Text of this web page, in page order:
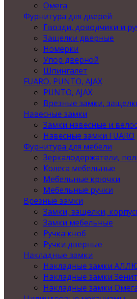
Омега
Фурнитура для дверей
Гвозди, доводчики и
Защелки дверные
Номерки
Упор дверной
Шпингалет
FUARO, PUNTO, AJAX
PUNTO, AJAX
Врезные замки,
Навесные замки
Замки навесные и
Навесные замки FUARO
Фурнитура для мебели
Зеркалодержатели,
Колеса мебельные
Мебельные крючки
Мебельные ручки
Врезные замки
Замки, защелки,
Замки мебельные
Ручка кноб
Ручки дверные
Накладные замки
Накладные замки
Накладные замки Зенит
Накладные замки